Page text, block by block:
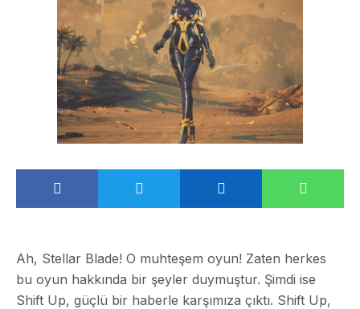
Ah, Stellar Blade! O muhteşem oyun! Zaten herkes
bu oyun hakkında bir şeyler duymuştur. Şimdi ise
Shift Up, güçlü bir haberle karşımıza çıktı. Shift Up,